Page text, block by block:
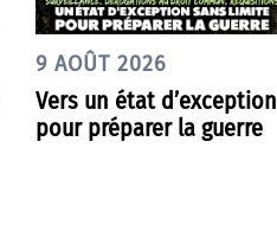
9 AOÛT 2026
Vers un état d’exception
pour préparer la guerre